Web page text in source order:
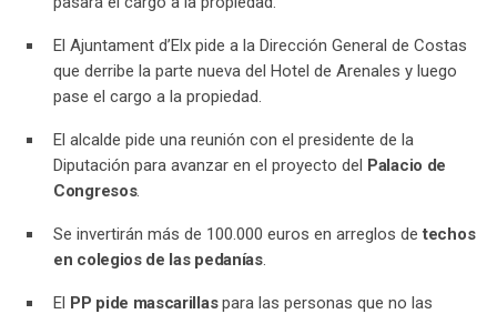
El Ajuntament d’Elx pide a la Dirección General de Costas
que derribe la parte nueva del Hotel de Arenales y luego
pase el cargo a la propiedad.
El alcalde pide una reunión con el presidente de la
Diputación para avanzar en el proyecto del Palacio de
Congresos.
Se invertirán más de 100.000 euros en arreglos detechos
en colegios de las pedanías.
El PP pide mascarillaspara las personas que no las